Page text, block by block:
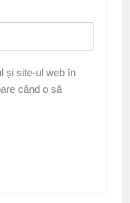
și site-ul web în
când o să